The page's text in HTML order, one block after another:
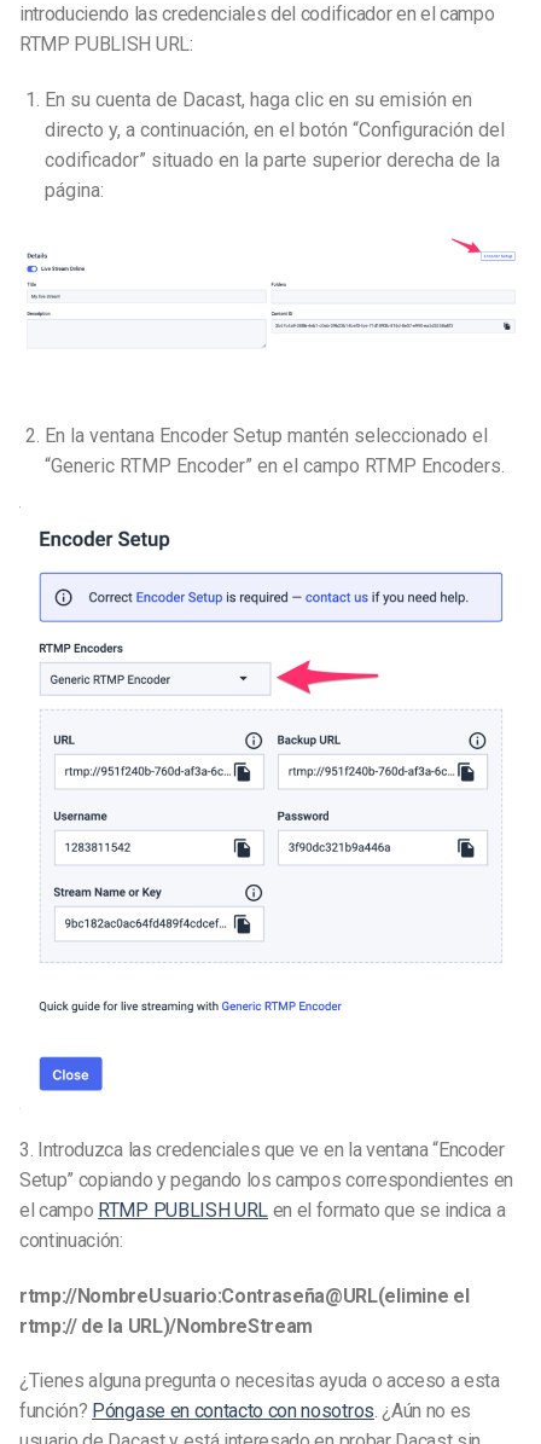
introduciendo las credenciales del codificador en el campo
RTMP PUBLISH URL:
En su cuenta de Dacast, haga clic en su emisión en
directo y, a continuación, en el botón “Configuración del
codificador” situado en la parte superior derecha de la
página:
En la ventana Encoder Setup mantén seleccionado el
“Generic RTMP Encoder” en el campo RTMP Encoders.
3. Introduzca las credenciales que ve en la ventana “Encoder
Setup” copiando y pegando los campos correspondientes en
el campo RTMP PUBLISH URL en el formato que se indica a
continuación:
rtmp://NombreUsuario:Contraseña@URL(elimine el
rtmp:// de la URL)/NombreStream
¿Tienes alguna pregunta o necesitas ayuda o acceso a esta
función? Póngase en contacto con nosotros. ¿Aún no es